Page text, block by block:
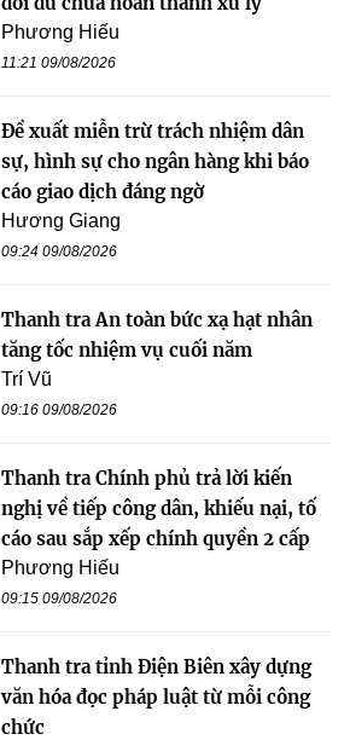
Phương Hiếu
11:21 09/08/2026
Đề xuất miễn trừ trách nhiệm dân
sự, hình sự cho ngân hàng khi báo
cáo giao dịch đáng ngờ
Hương Giang
09:24 09/08/2026
Thanh tra An toàn bức xạ hạt nhân
tăng tốc nhiệm vụ cuối năm
Trí Vũ
09:16 09/08/2026
Thanh tra Chính phủ trả lời kiến
nghị về tiếp công dân, khiếu nại, tố
cáo sau sắp xếp chính quyền 2 cấp
Phương Hiếu
09:15 09/08/2026
Thanh tra tỉnh Điện Biên xây dựng
văn hóa đọc pháp luật từ mỗi công
chức